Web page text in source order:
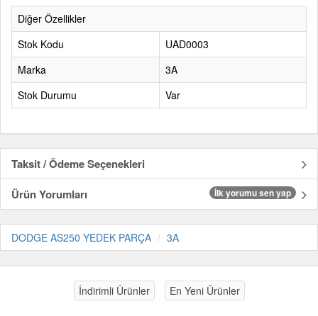
Diğer Özellikler
Stok Kodu
UAD0003
Marka
3A
Stok Durumu
Var
Taksit / Ödeme Seçenekleri
Ürün Yorumları
İlk yorumu sen yap
DODGE AS250 YEDEK PARÇA 3A
İndirimli Ürünler En Yeni Ürünler